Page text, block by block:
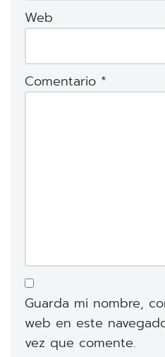
Web
Comentario *
Guarda mi nombre,
web en este
vez que comente.